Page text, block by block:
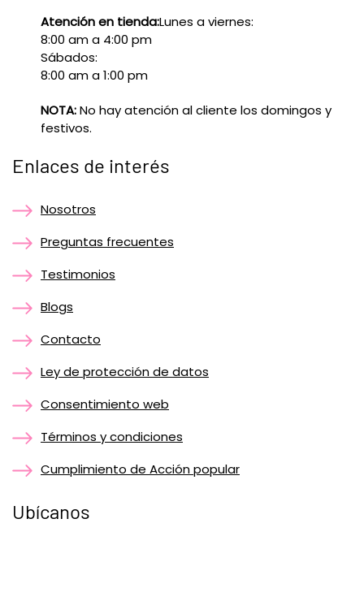
Atención en tienda:Lunes a viernes:
8:00 am a 4:00 pm
Sábados:
8:00 am a 1:00 pm
NOTA:No hay atención al cliente los domingos y
festivos.
Enlaces de interés
Nosotros
Preguntas frecuentes
Testimonios
Blogs
Contacto
Ley de protección de datos
Consentimiento web
Términos y condiciones
Cumplimiento de Acción popular
Ubícanos